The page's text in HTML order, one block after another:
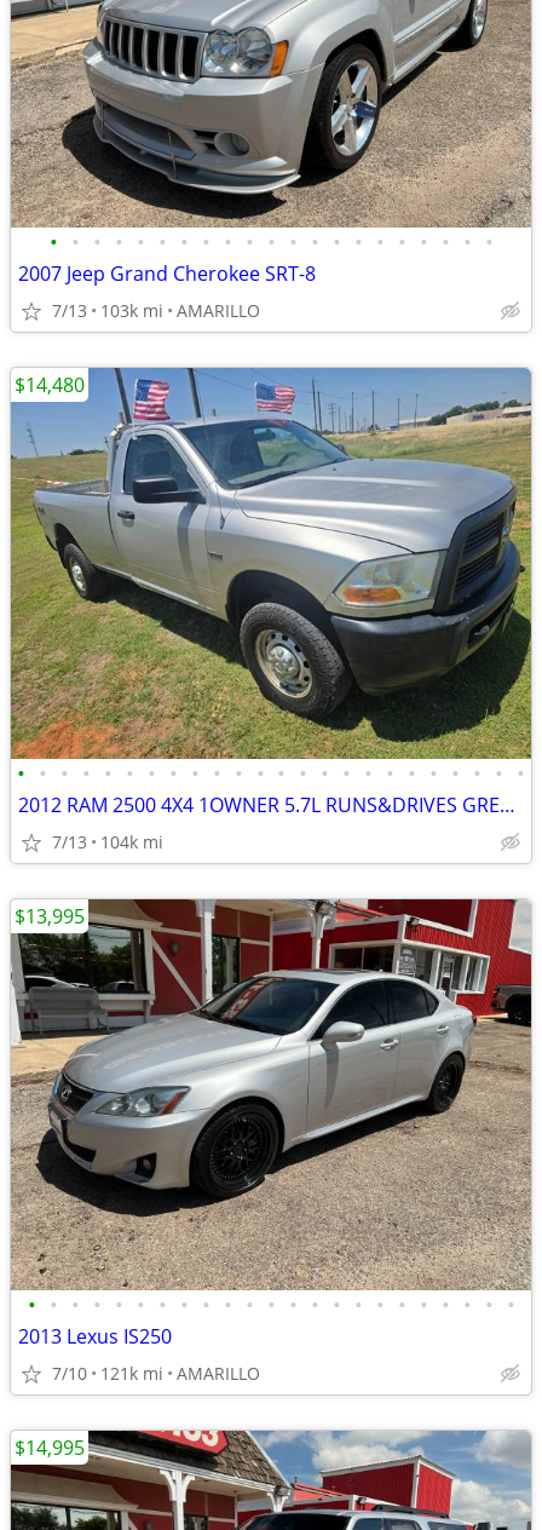
• • • • • • • • • • • • • • • • • • • • •
2007 Jeep Grand Cherokee SRT-8
7/13 103k mi AMARILLO
• • • • • • • • • • • • • • • • • • • • • • • •
2012 RAM 2500 4X4 1OWNER 5.7L RUNS&DRIVES GREAT AC COLD 8FT-BED
7/13 104k mi
$14,480
• • • • • • • • • • • • • • • • • • • • • • •
2013 Lexus IS250
7/10 121k mi AMARILLO
$13,995
$14,995